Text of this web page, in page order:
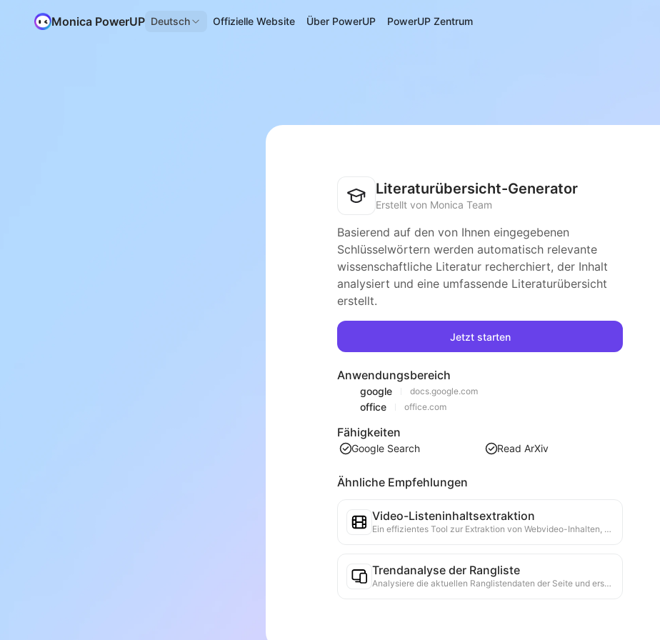
Monica PowerUP Deutsch Offizielle Website Über PowerUP PowerUP Zentrum
Literaturübersicht-Generator
Erstellt von Monica Team
Basierend auf den von Ihnen eingegebenen
Schlüsselwörtern werden automatisch relevante
wissenschaftliche Literatur recherchiert, der Inhalt
analysiert und eine umfassende Literaturübersicht
erstellt.
Jetzt starten
Anwendungsbereich
google docs.google.com
office office.com
Fähigkeiten
Google Search Read ArXiv
Ähnliche Empfehlungen
Video-Listeninhaltsextraktion
Ein effizientes Tool zur Extraktion von Webvideo-Inhalten, das Webseiten schnell scannen und Videoinformationen in einer strukturierten Markdown-Tabelle organisieren kann.
Trendanalyse der Rangliste
Analysiere die aktuellen Ranglistendaten der Seite und erstelle einen Trendbericht. Identifiziere beliebte Kategorien, schnell wachsende Produkttypen und aufkommende Technologien. Biete sofortige Markteinblicke, um die neuesten Produkttrends und Marktbewegungen zu verstehen.